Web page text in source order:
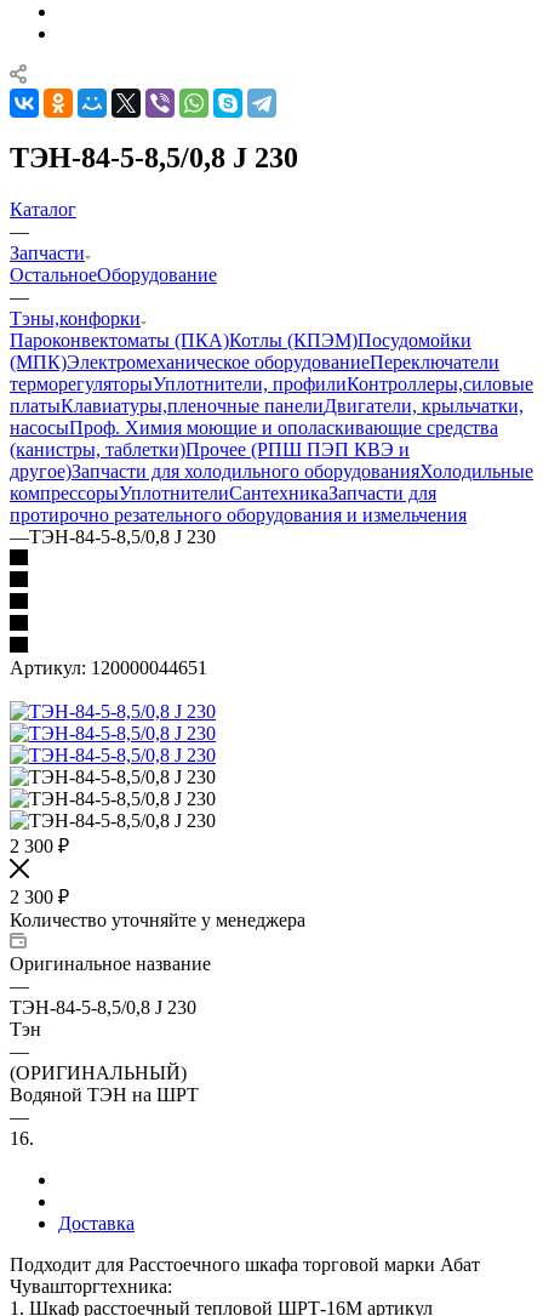
ТЭН-84-5-8,5/0,8 J 230
Каталог
—
Запчасти
ОстальноеОборудование
—
Тэны,конфорки
Пароконвектоматы (ПКА)Котлы (КПЭМ)Посудомойки
(МПК)Электромеханическое оборудованиеПереключатели
терморегуляторыУплотнители, профилиКонтроллеры,силовые
платыКлавиатуры,пленочные панелиДвигатели, крыльчатки,
насосыПроф. Химия моющие и ополаскивающие средства
(канистры, таблетки)Прочее (РПШ ПЭП КВЭ и
другое)Запчасти для холодильного оборудованияХолодильные
компрессорыУплотнителиСантехникаЗапчасти для
протирочно резательного оборудования и измельчения
—ТЭН-84-5-8,5/0,8 J 230
Артикул: 120000044651
2 300 ₽
2 300 ₽
Количество уточняйте у менеджера
Оригинальное название
—
ТЭН-84-5-8,5/0,8 J 230
Тэн
—
(ОРИГИНАЛЬНЫЙ)
Водяной ТЭН на ШРТ
—
16.
Доставка
Подходит для Расстоечного шкафа торговой марки Абат
Чувашторгтехника:
1. Шкаф расстоечный тепловой ШРТ-16М артикул